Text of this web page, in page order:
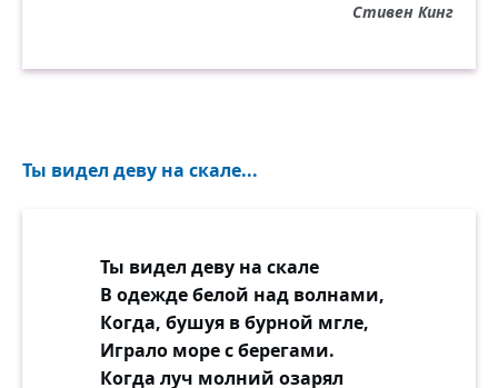
Стивен Кинг
Ты видел деву на скале...
Ты видел деву на скале
В одежде белой над волнами,
Когда, бушуя в бурной мгле,
Играло море с берегами.
Когда луч молний озарял